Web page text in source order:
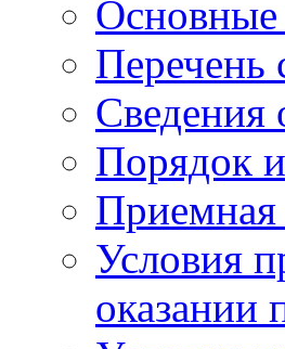
Основные
Перечень
Cведения
Порядок
Приемная
Условия
оказании